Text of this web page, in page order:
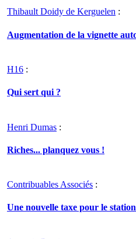
Thibault Doidy de Kerguelen :
Augmentation de la vignette
H16 :
Qui sert qui ?
Henri Dumas :
Riches... planquez vous !
Contribuables Associés :
Une nouvelle taxe pour le